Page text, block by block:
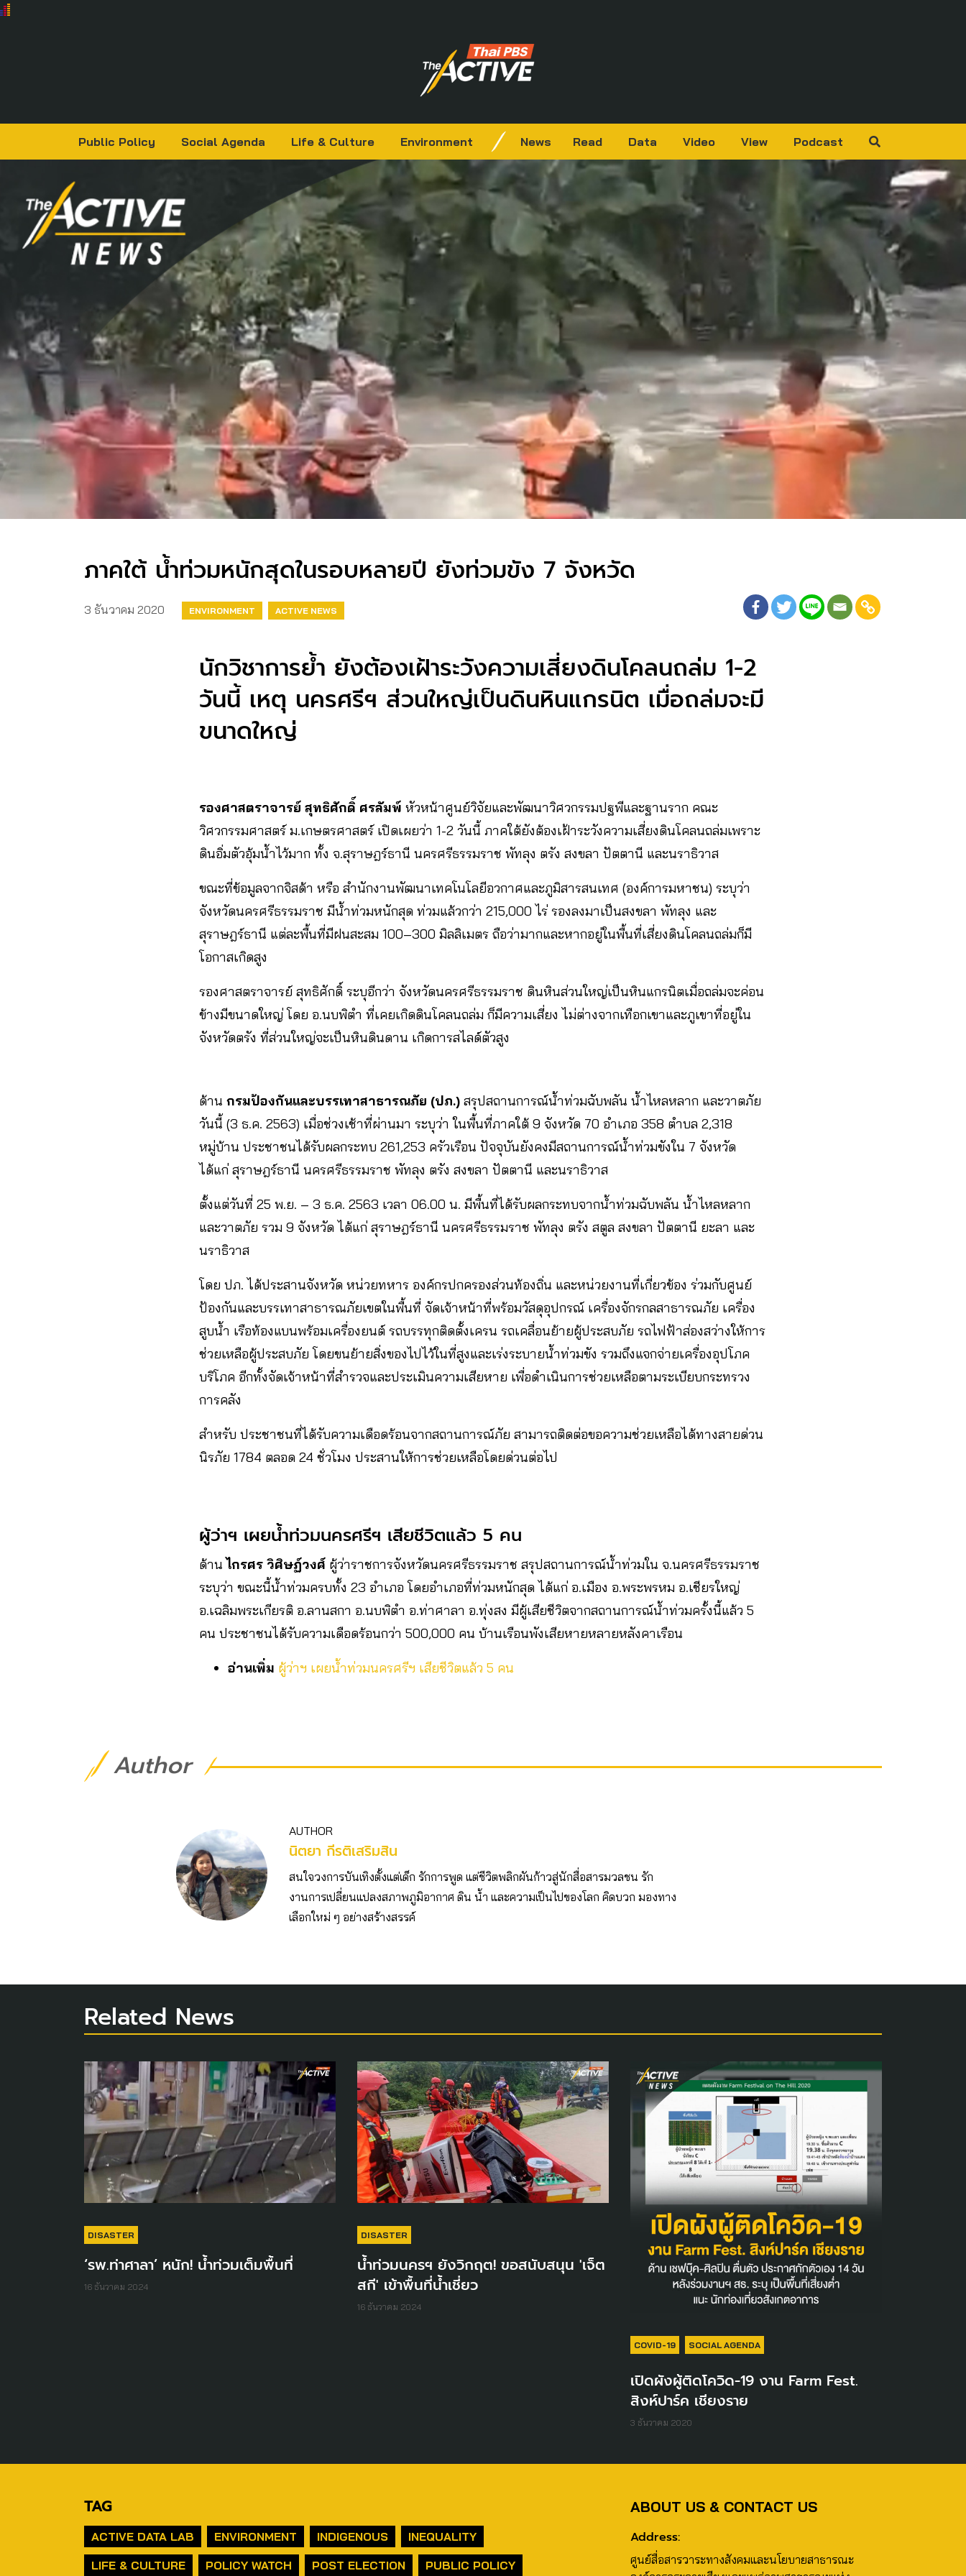
Public Policy Social Agenda Life & Culture Environment News Read Data Video View Podcast
ภาคใต้ น้ำท่วมหนักสุดในรอบหลายปี ยังท่วมขัง 7 จังหวัด
3 ธันวาคม 2020 ENVIRONMENT ACTIVE NEWS
นักวิชาการย้ำ ยังต้องเฝ้าระวังความเสี่ยงดินโคลนถล่ม 1-2
วันนี้ เหตุ นครศรีฯ ส่วนใหญ่เป็นดินหินแกรนิต เมื่อถล่มจะมี
ขนาดใหญ่
รองศาสตราจารย์ สุทธิศักดิ์ ศรลัมพ์ หัวหน้าศูนย์วิจัยและพัฒนาวิศวกรรมปฐพีและฐานราก คณะ
วิศวกรรมศาสตร์ ม.เกษตรศาสตร์ เปิดเผยว่า 1-2 วันนี้ ภาคใต้ยังต้องเฝ้าระวังความเสี่ยงดินโคลนถล่มเพราะ
ดินอิ่มตัวอุ้มน้ำไว้มาก ทั้ง จ.สุราษฎร์ธานี นครศรีธรรมราช พัทลุง ตรัง สงขลา ปัตตานี และนราธิวาส
ขณะที่ข้อมูลจากจิสด้า หรือ สำนักงานพัฒนาเทคโนโลยีอวกาศและภูมิสารสนเทศ (องค์การมหาชน) ระบุว่า
จังหวัดนครศรีธรรมราช มีน้ำท่วมหนักสุด ท่วมแล้วกว่า 215,000 ไร่ รองลงมาเป็นสงขลา พัทลุง และ
สุราษฎร์ธานี แต่ละพื้นที่มีฝนสะสม 100–300 มิลลิเมตร ถือว่ามากและหากอยู่ในพื้นที่เสี่ยงดินโคลนถล่มก็มี
โอกาสเกิดสูง
รองศาสตราจารย์ สุทธิศักดิ์ ระบุอีกว่า จังหวัดนครศรีธรรมราช ดินหินส่วนใหญ่เป็นหินแกรนิตเมื่อถล่มจะค่อน
ข้างมีขนาดใหญ่ โดย อ.นบพิตำ ที่เคยเกิดดินโคลนถล่ม ก็มีความเสี่ยง ไม่ต่างจากเทือกเขาและภูเขาที่อยู่ใน
จังหวัดตรัง ที่ส่วนใหญ่จะเป็นหินดินดาน เกิดการสไลด์ตัวสูง
ด้าน กรมป้องกันและบรรเทาสาธารณภัย (ปภ.) สรุปสถานการณ์น้ำท่วมฉับพลัน น้ำไหลหลาก และวาตภัย
วันนี้ (3 ธ.ค. 2563) เมื่อช่วงเช้าที่ผ่านมา ระบุว่า ในพื้นที่ภาคใต้ 9 จังหวัด 70 อำเภอ 358 ตำบล 2,318
หมู่บ้าน ประชาชนได้รับผลกระทบ 261,253 ครัวเรือน ปัจจุบันยังคงมีสถานการณ์น้ำท่วมขังใน 7 จังหวัด
ได้แก่ สุราษฎร์ธานี นครศรีธรรมราช พัทลุง ตรัง สงขลา ปัตตานี และนราธิวาส
ตั้งแต่วันที่ 25 พ.ย. – 3 ธ.ค. 2563 เวลา 06.00 น. มีพื้นที่ได้รับผลกระทบจากน้ำท่วมฉับพลัน น้ำไหลหลาก
และวาตภัย รวม 9 จังหวัด ได้แก่ สุราษฎร์ธานี นครศรีธรรมราช พัทลุง ตรัง สตูล สงขลา ปัตตานี ยะลา และ
นราธิวาส
โดย ปภ. ได้ประสานจังหวัด หน่วยทหาร องค์กรปกครองส่วนท้องถิ่น และหน่วยงานที่เกี่ยวข้อง ร่วมกับศูนย์
ป้องกันและบรรเทาสาธารณภัยเขตในพื้นที่ จัดเจ้าหน้าที่พร้อมวัสดุอุปกรณ์ เครื่องจักรกลสาธารณภัย เครื่อง
สูบน้ำ เรือท้องแบนพร้อมเครื่องยนต์ รถบรรทุกติดตั้งเครน รถเคลื่อนย้ายผู้ประสบภัย รถไฟฟ้าส่องสว่างให้การ
ช่วยเหลือผู้ประสบภัย โดยขนย้ายสิ่งของไปไว้ในที่สูงและเร่งระบายน้ำท่วมขัง รวมถึงแจกจ่ายเครื่องอุปโภค
บริโภค อีกทั้งจัดเจ้าหน้าที่สำรวจและประเมินความเสียหาย เพื่อดำเนินการช่วยเหลือตามระเบียบกระทรวง
การคลัง
สำหรับ ประชาชนที่ได้รับความเดือดร้อนจากสถานการณ์ภัย สามารถติดต่อขอความช่วยเหลือได้ทางสายด่วน
นิรภัย 1784 ตลอด 24 ชั่วโมง ประสานให้การช่วยเหลือโดยด่วนต่อไป
ผู้ว่าฯ เผยน้ำท่วมนครศรีฯ เสียชีวิตแล้ว 5 คน
ด้านไกรศร วิศิษฏ์วงศ์ ผู้ว่าราชการจังหวัดนครศรีธรรมราช สรุปสถานการณ์น้ำท่วมใน จ.นครศรีธรรมราช
ระบุว่า ขณะนี้น้ำท่วมครบทั้ง 23 อำเภอ โดยอำเภอที่ท่วมหนักสุด ได้แก่ อ.เมือง อ.พระพรหม อ.เชียรใหญ่
อ.เฉลิมพระเกียรติ อ.ลานสกา อ.นบพิตำ อ.ท่าศาลา อ.ทุ่งสง มีผู้เสียชีวิตจากสถานการณ์น้ำท่วมครั้งนี้แล้ว 5
คน ประชาชนได้รับความเดือดร้อนกว่า 500,000 คน บ้านเรือนพังเสียหายหลายหลังคาเรือน
อ่านเพิ่ม ผู้ว่าฯ เผยน้ำท่วมนครศรีฯ เสียชีวิตแล้ว 5 คน
Author
AUTHOR
นิตยา กีรติเสริมสิน
สนใจวงการบันเทิงตั้งแต่เด็ก รักการพูด แต่ชีวิตพลิกผันก้าวสู่นักสื่อสารมวลชน รัก
งานการเปลี่ยนแปลงสภาพภูมิอากาศ ดิน น้ำ และความเป็นไปของโลก คิดบวก มองทาง
เลือกใหม่ ๆ อย่างสร้างสรรค์
Related News
DISASTER
‘รพ.ท่าศาลา’ หนัก! น้ำท่วมเต็มพื้นที่
16 ธันวาคม 2024
DISASTER
น้ำท่วมนครฯ ยังวิกฤต! ขอสนับสนุน 'เจ็ต
สกี' เข้าพื้นที่น้ำเชี่ยว
16 ธันวาคม 2024
COVID-19 SOCIAL AGENDA
เปิดผังผู้ติดโควิด-19 งาน Farm Fest.
สิงห์ปาร์ค เชียงราย
3 ธันวาคม 2020
TAG
ACTIVE DATA LAB ENVIRONMENT INDIGENOUS
INEQUALITY
LIFE & CULTURE
POLICY WATCH POST ELECTION PUBLIC POLICY
ABOUT US & CONTACT US
Address:
ศูนย์สื่อสารวาระทางสังคมและนโยบายสาธารณะ